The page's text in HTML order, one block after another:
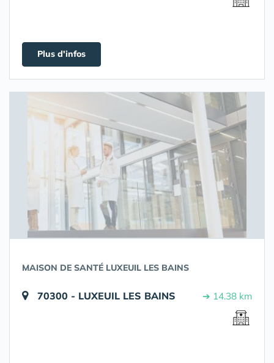
Plus d'infos
MAISON DE SANTÉ LUXEUIL LES BAINS
70300 - LUXEUIL LES BAINS ➔ 14.38 km